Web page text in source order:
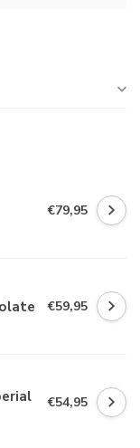
€79,95
€59,95
€54,95